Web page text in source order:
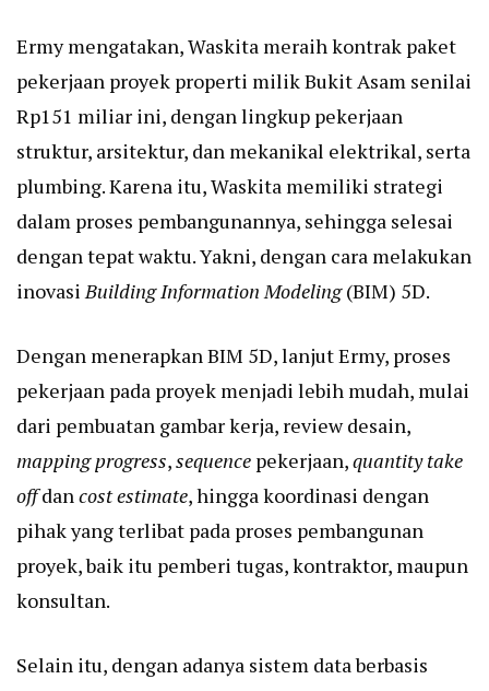
Ermy mengatakan, Waskita meraih kontrak paket
pekerjaan proyek properti milik Bukit Asam senilai
Rp151 miliar ini, dengan lingkup pekerjaan
struktur, arsitektur, dan mekanikal elektrikal, serta
plumbing. Karena itu, Waskita memiliki strategi
dalam proses pembangunannya, sehingga selesai
dengan tepat waktu. Yakni, dengan cara melakukan
inovasi Building Information Modeling(BIM) 5D.
Dengan menerapkan BIM 5D, lanjut Ermy, proses
pekerjaan pada proyek menjadi lebih mudah, mulai
dari pembuatan gambar kerja, review desain,
mapping progress,sequence pekerjaan,quantity take
offdan cost estimate, hingga koordinasi dengan
pihak yang terlibat pada proses pembangunan
proyek, baik itu pemberi tugas, kontraktor, maupun
konsultan.
Selain itu, dengan adanya sistem data berbasis